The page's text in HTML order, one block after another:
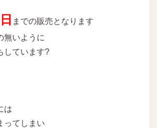
までの販売となります
無いように
しています?
は
ってしまい